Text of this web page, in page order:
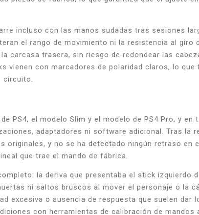
incluso con las manos sudadas tras sesiones
el rango de movimiento ni la resistencia al giro
carcasa trasera, sin riesgo de redondear las
con marcadores de polaridad claros, lo
PS4, el modelo Slim y el modelo de PS4 Pro, y en
adaptadores ni software adicional. Tras la
y no se ha detectado ningún retraso en
que trae el mando de fábrica.
la deriva que presentaba el stick izquierdo
ni saltos bruscos al mover el personaje o la
excesiva o ausencia de respuesta que suelen dar
con herramientas de calibración de mandos